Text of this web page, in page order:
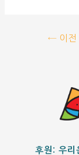
←이전
후원: 우